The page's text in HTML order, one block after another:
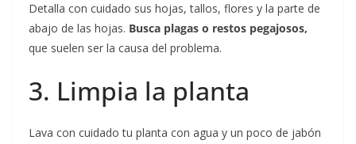
Detalla con cuidado sus hojas, tallos, flores y la parte de
abajo de las hojas. Busca plagas o restos pegajosos,
que suelen ser la causa del problema.
3. Limpia la planta
Lava con cuidado tu planta con agua y un poco de jabón